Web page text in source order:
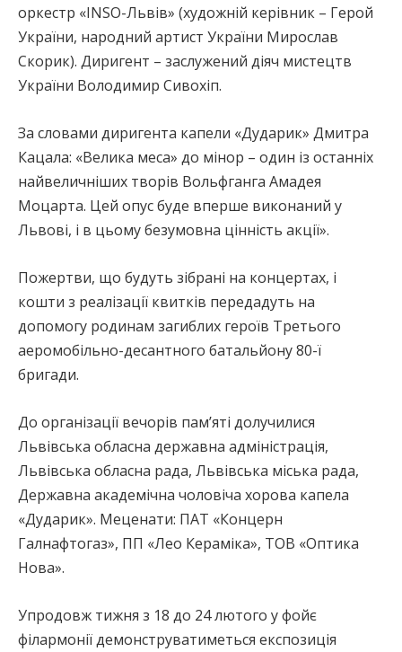
оркестр «INSO-Львів» (художній керівник – Герой
України, народний артист України Мирослав
Скорик). Диригент – заслужений діяч мистецтв
України Володимир Сивохіп.
За словами диригента капели «Дударик» Дмитра
Кацала: «Велика меса» до мінор – один із останніх
найвеличніших творів Вольфганга Амадея
Моцарта. Цей опус буде вперше виконаний у
Львові, і в цьому безумовна цінність акції».
Пожертви, що будуть зібрані на концертах, і
кошти з реалізації квитків передадуть на
допомогу родинам загиблих героїв Третього
аеромобільно-десантного батальйону 80-ї
бригади.
До організації вечорів пам’яті долучилися
Львівська обласна державна адміністрація,
Львівська обласна рада, Львівська міська рада,
Державна академічна чоловіча хорова капела
«Дударик». Меценати: ПАТ «Концерн
Галнафтогаз», ПП «Лео Кераміка», ТОВ «Оптика
Нова».
Упродовж тижня з 18 до 24 лютого у фойє
філармонії демонструватиметься експозиція